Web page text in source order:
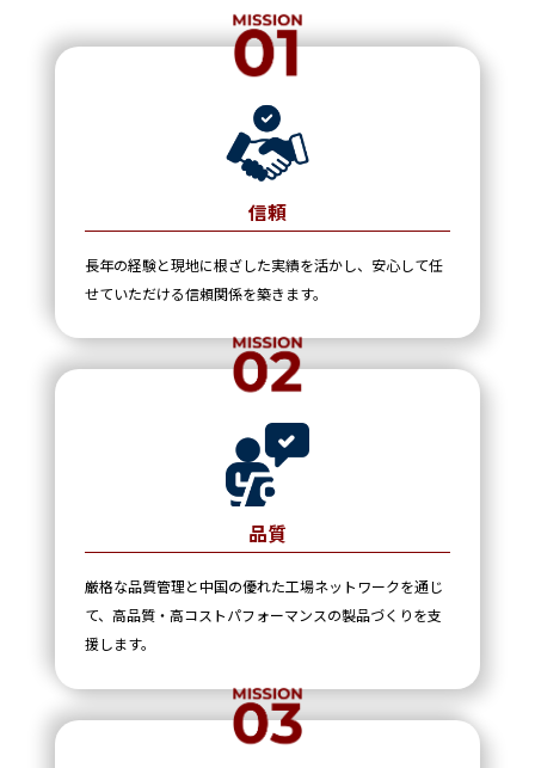
信頼
長年の経験と現地に根ざした実績を活かし、安心して任
せていただける信頼関係を築きます。
品質
厳格な品質管理と中国の優れた工場ネットワークを通じ
て、高品質・高コストパフォーマンスの製品づくりを支
援します。